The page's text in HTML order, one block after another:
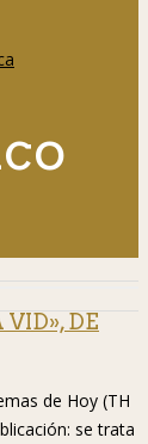
VID», DE
de Hoy (TH
se trata